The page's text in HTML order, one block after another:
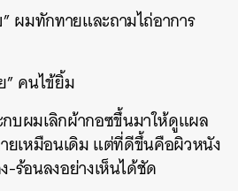
” ผมทักทายและถามไถ่อาการ
” คนไข้ยิ้ม
บผมเลิกผ้ากอซขึ้นมาให้ดูแผล
ยเหมือนเดิม แต่ที่ดีขึ้นคือผิวหนัง
อนลงอย่างเห็นได้ชัด